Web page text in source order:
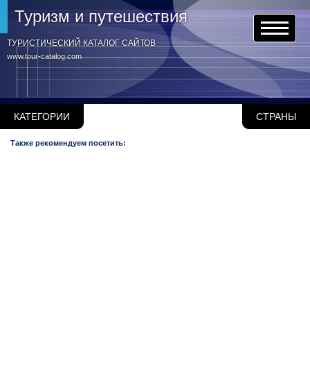
www.tour-catalog.com
Туризм и путешествия
ТУРИСТИЧЕСКИЙ КАТАЛОГ САЙТОВ
КАТЕГОРИИ СТРАНЫ
Также рекомендуем посетить: